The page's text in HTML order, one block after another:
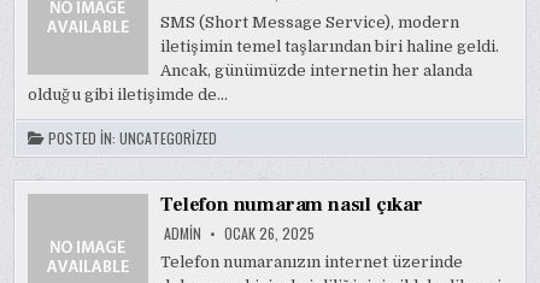
SMS (Short Message Service), modern
iletişimin temel taşlarından biri haline geldi.
Ancak, günümüzde internetin her alanda
olduğu gibi iletişimde de…
POSTED IN:UNCATEGORIZED
Telefon numaram nasıl çıkar
ADMIN OCAK 26, 2025
Telefon numaranızın internet üzerinde